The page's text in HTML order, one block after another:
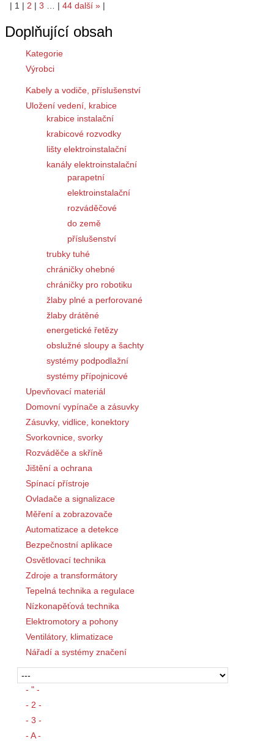
| 1 | 2 | 3 | 44 další » |
Doplňující obsah
Kategorie
Výrobci
Kabely a vodiče, příslušenství
Uložení vedení, krabice
krabice instalační
krabicové rozvodky
lišty elektroinstalační
kanály elektroinstalační
parapetní
elektroinstalační
rozváděčové
do země
příslušenství
trubky tuhé
chráničky ohebné
chráničky pro robotiku
žlaby plné a perforované
žlaby drátěné
energetické řetězy
obslužné sloupy a šachty
systémy podpodlažní
systémy přípojnicové
Upevňovací materiál
Domovní vypínače a zásuvky
Zásuvky, vidlice, konektory
Svorkovnice, svorky
Rozváděče a skříně
Jištění a ochrana
Spínací přístroje
Ovladače a signalizace
Měření a zobrazovače
Automatizace a detekce
Bezpečnostní aplikace
Osvětlovací technika
Zdroje a transformátory
Tepelná technika a regulace
Nízkonapěťová technika
Elektromotory a pohony
Ventilátory, klimatizace
Nářadí a systémy značení
- " -
- 2 -
- 3 -
- A -